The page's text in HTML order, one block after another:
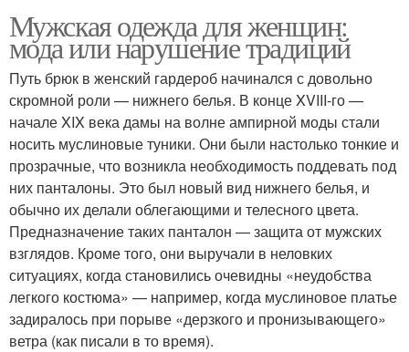
Мужская одежда для женщин:
мода или нарушение традиций
Путь брюк в женский гардероб начинался с довольно
скромной роли — нижнего белья. В конце XVIII-го —
начале XIX века дамы на волне ампирной моды стали
носить муслиновые туники. Они были настолько тонкие и
прозрачные, что возникла необходимость поддевать под
них панталоны. Это был новый вид нижнего белья, и
обычно их делали облегающими и телесного цвета.
Предназначение таких панталон — защита от мужских
взглядов. Кроме того, они выручали в неловких
ситуациях, когда становились очевидны «неудобства
легкого костюма» — например, когда муслиновое платье
задиралось при порыве «дерзкого и пронизывающего»
ветра (как писали в то время).